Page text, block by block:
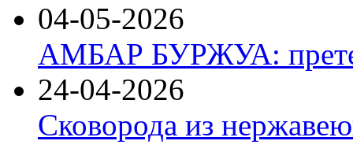
04-05-2026
АМБАР БУРЖУА:
24-04-2026
Сковорода из